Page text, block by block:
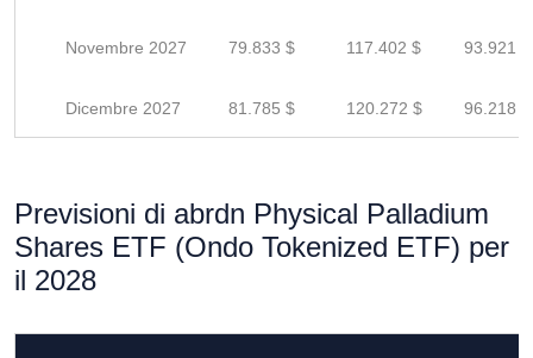
Novembre 2027 79.833 $ 117.402 $ 93.921 $
Dicembre 2027 81.785 $ 120.272 $ 96.218 $
Previsioni di abrdn Physical Palladium
Shares ETF (Ondo Tokenized ETF) per
il 2028